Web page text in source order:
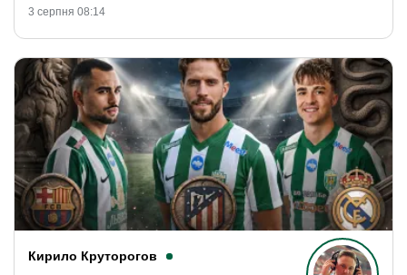
3 серпня 08:14
Кирило Круторогов